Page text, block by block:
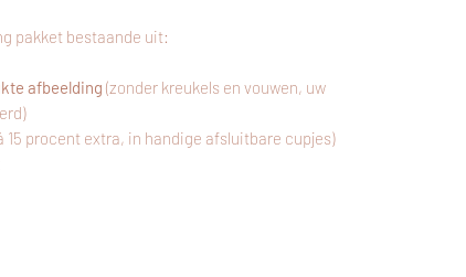
pakket bestaande uit:
afbeelding (zonder kreukels en vouwen, uw
15 procent extra, in handige afsluitbare cupjes)